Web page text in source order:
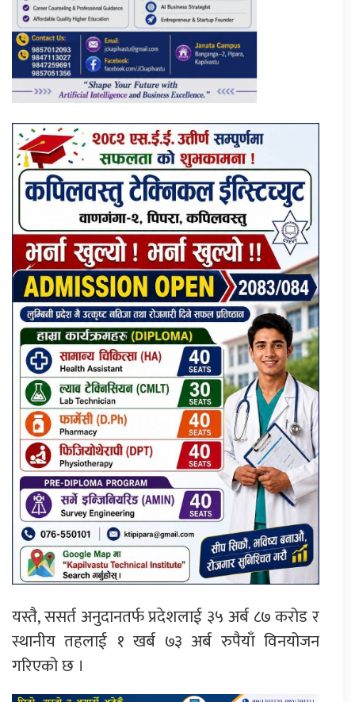
यस्तै, ससर्त अनुदानतर्फ प्रदेशलाई ३५ अर्ब ८७ करोड र
स्थानीय तहलाई १ खर्ब ७३ अर्ब रुपैयाँ विनयोजन
गरिएको छ ।